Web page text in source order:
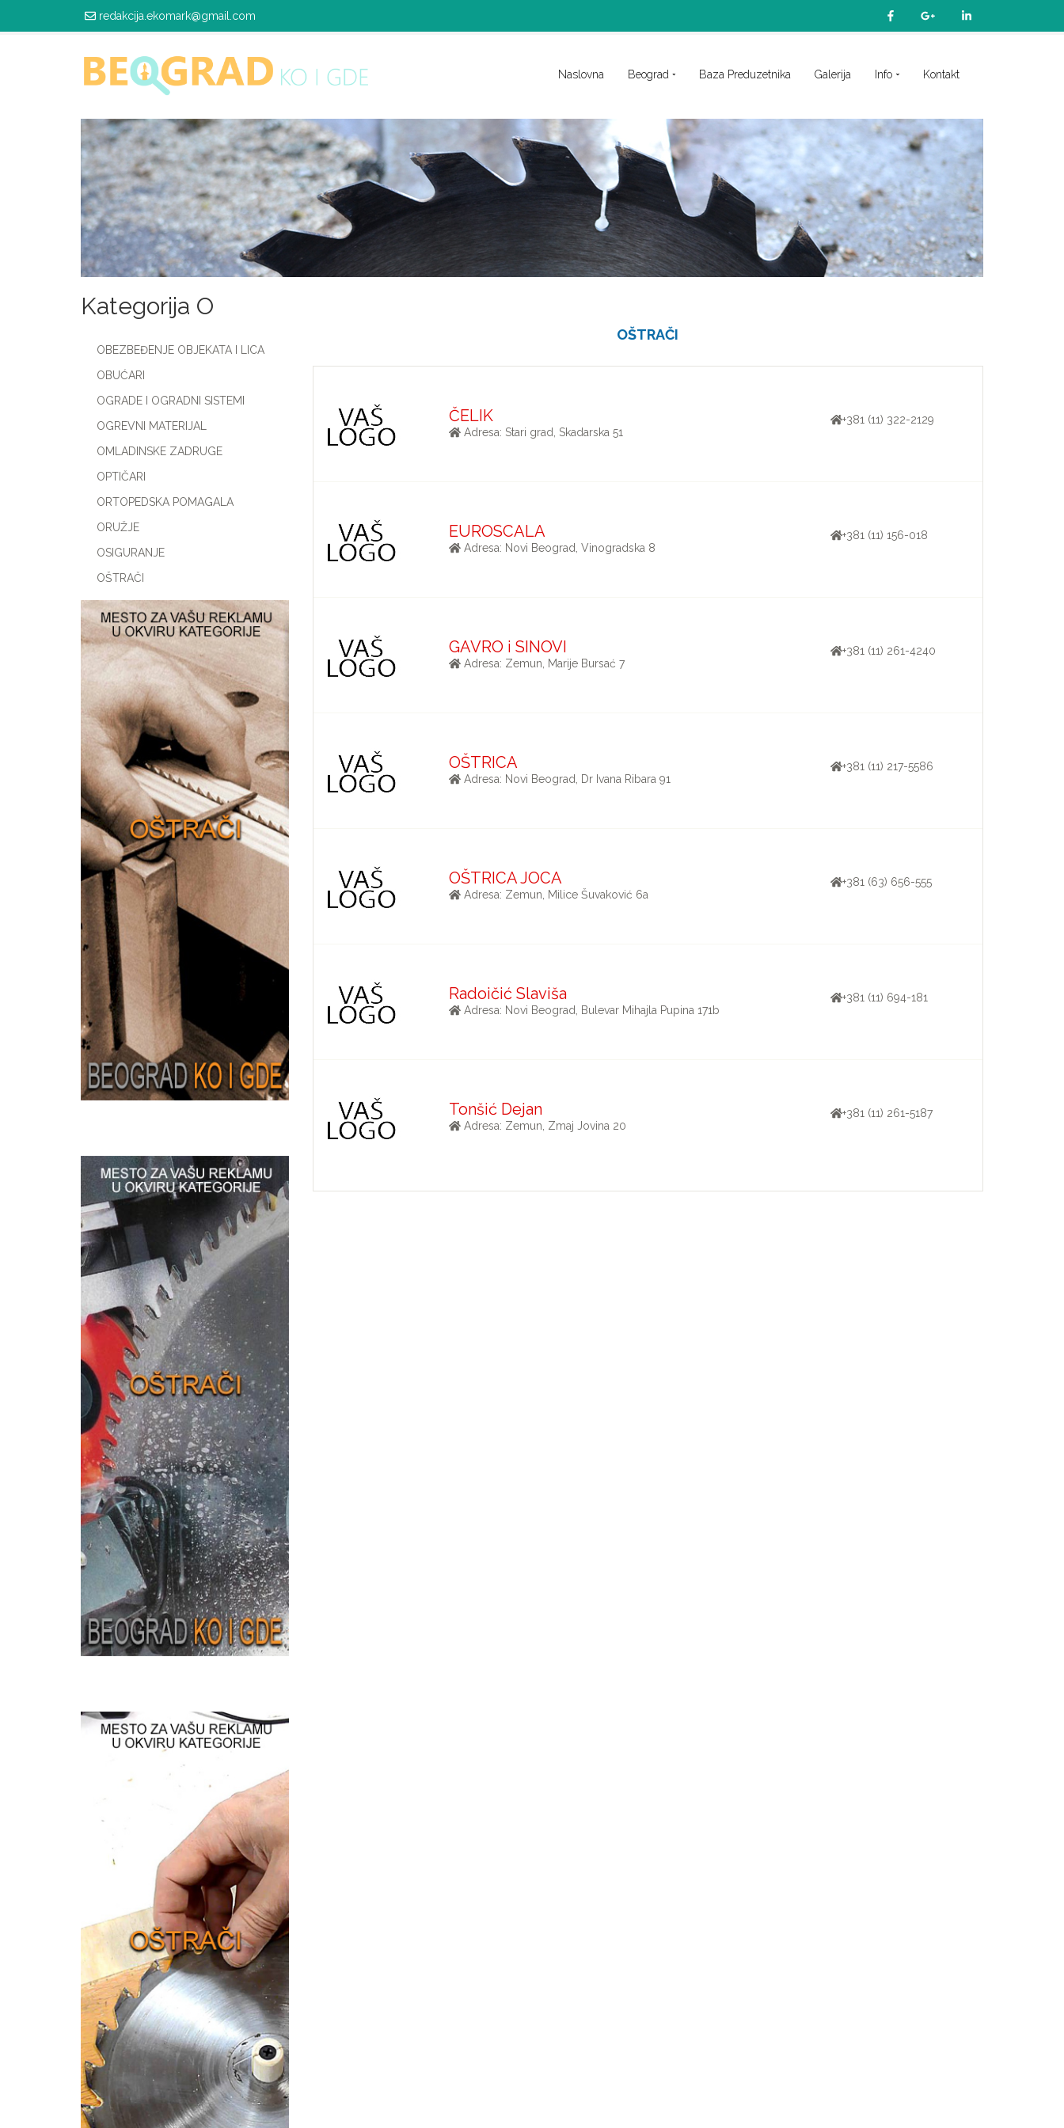
redakcija.ekomark@gmail.com
Naslovna Beograd Baza Preduzetnika Galerija Info Kontakt
Kategorija O
OBEZBEĐENJE OBJEKATA I LICA
OBUĆARI
OGRADE I OGRADNI SISTEMI
OGREVNI MATERIJAL
OMLADINSKE ZADRUGE
OPTIČARI
ORTOPEDSKA POMAGALA
ORUŽJE
OSIGURANJE
OŠTRAČI
OŠTRAČI
ČELIK
Adresa: Stari grad, Skadarska 51
+381 (11) 322-2129
EUROSCALA
Adresa: Novi Beograd, Vinogradska 8
+381 (11) 156-018
GAVRO i SINOVI
Adresa: Zemun, Marije Bursać 7
+381 (11) 261-4240
OŠTRICA
Adresa: Novi Beograd, Dr Ivana Ribara 91
+381 (11) 217-5586
OŠTRICA JOCA
Adresa: Zemun, Milice Šuvaković 6a
+381 (63) 656-555
Radoičić Slaviša
Adresa: Novi Beograd, Bulevar Mihajla Pupina 171b
+381 (11) 694-181
Tonšić Dejan
Adresa: Zemun, Zmaj Jovina 20
+381 (11) 261-5187